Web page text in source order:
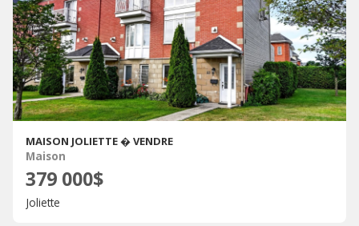
MAISON JOLIETTE � VENDRE
Maison
379 000$
Joliette